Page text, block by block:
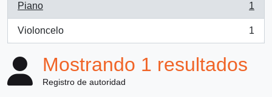
Piano
, 1 resultados
1
Violoncelo
, 1 resultados
1
Mostrando 1 resultados
Registro de autoridad